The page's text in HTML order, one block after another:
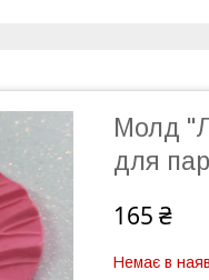
Молд
для
165 ₴
Немає в